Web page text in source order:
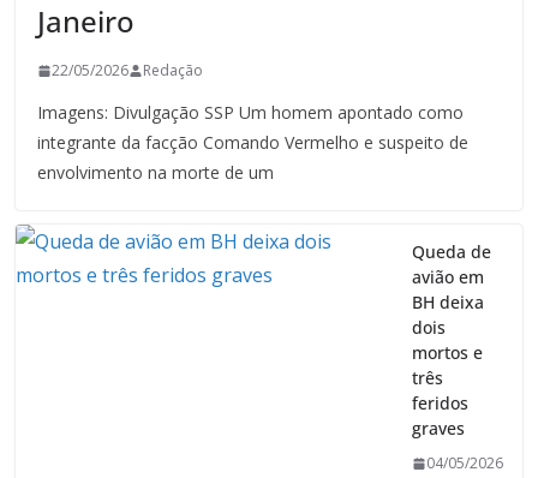
Janeiro
22/05/2026 Redação
Imagens: Divulgação SSP Um homem apontado como
integrante da facção Comando Vermelho e suspeito de
envolvimento na morte de um
Queda de
avião em
BH deixa
dois
mortos e
três
feridos
graves
04/05/2026